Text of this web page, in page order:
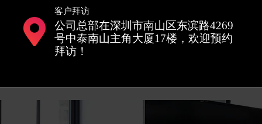
客户拜访
公司总部在深圳市南山区东滨路4269
号中泰南山主角大厦17楼，欢迎预约
拜访！